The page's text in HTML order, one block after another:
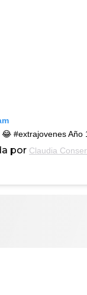
#extrajovenes Año
por Claudia